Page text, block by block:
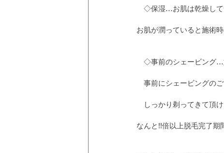
◇保湿…お肌は乾燥して
お肌が潤っていると施術
◇事前のシェービング…
事前にシェービングのご
しっかり剃ってきて頂
なんと!!倍以上脱毛完了